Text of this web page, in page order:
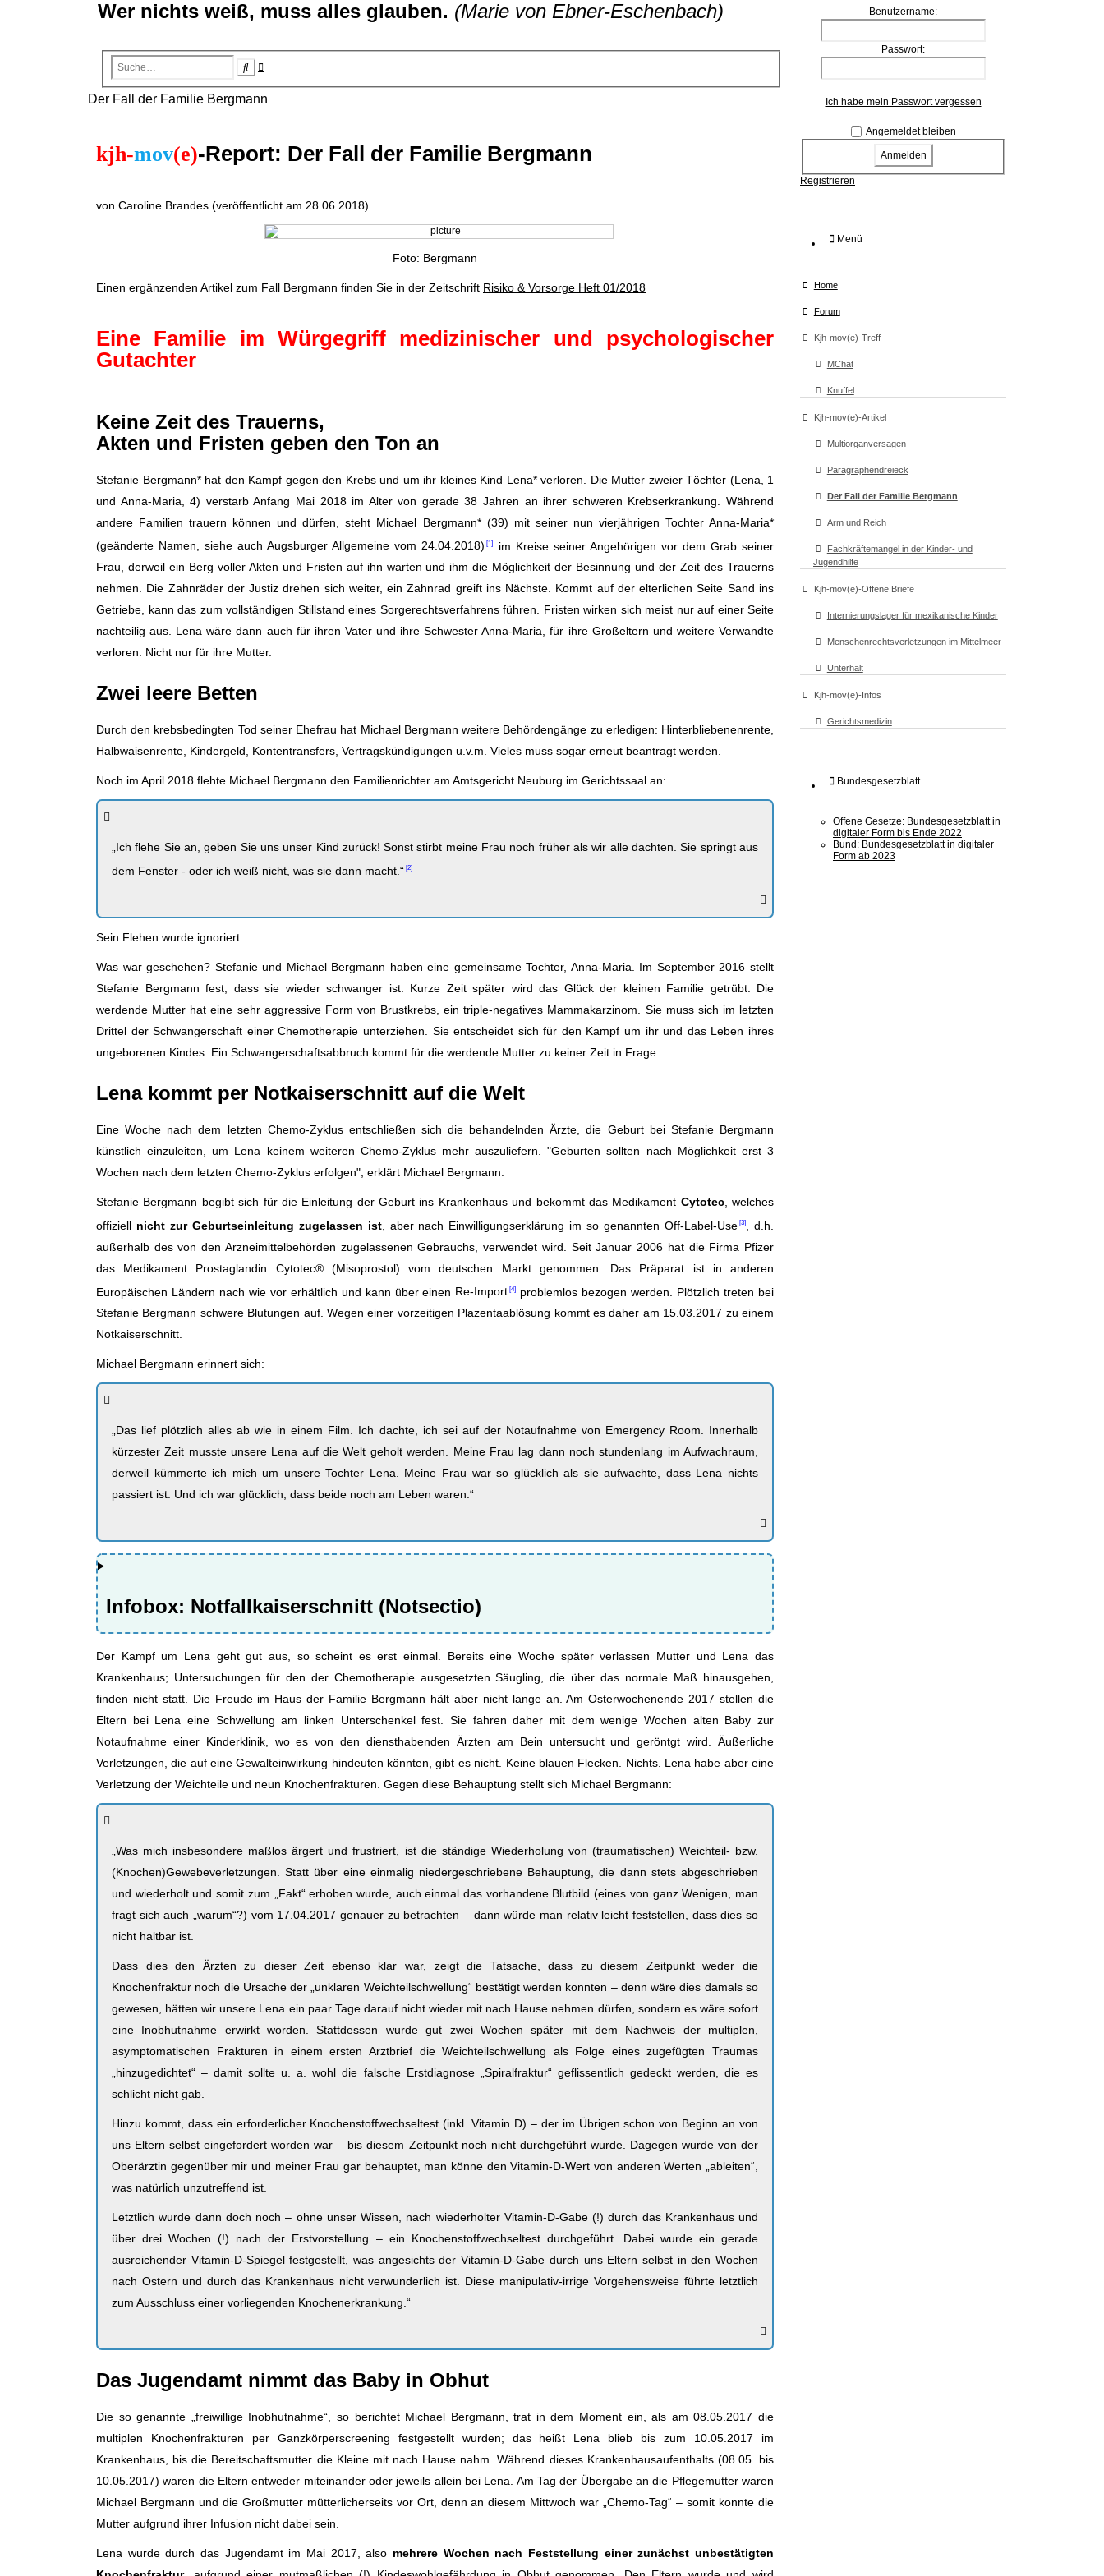
Wer nichts weiß, muss alles glauben. (Marie von Ebner-Eschenbach)
Suche
Der Fall der Familie Bergmann
kjh-mov(e)-Report: Der Fall der Familie Bergmann
von Caroline Brandes (veröffentlicht am 28.06.2018)
Foto: Bergmann
Einen ergänzenden Artikel zum Fall Bergmann finden Sie in der Zeitschrift Risiko & Vorsorge Heft 01/2018
Eine Familie im Würgegriff medizinischer und psychologischer
Gutachter
Keine Zeit des Trauerns,
Akten und Fristen geben den Ton an
Stefanie Bergmann* hat den Kampf gegen den Krebs und um ihr kleines Kind Lena* verloren. Die Mutter zweier Töchter (Lena, 1
und Anna-Maria, 4) verstarb Anfang Mai 2018 im Alter von gerade 38 Jahren an ihrer schweren Krebserkrankung. Während
andere Familien trauern können und dürfen, steht Michael Bergmann* (39) mit seiner nun vierjährigen Tochter Anna-Maria*
(geänderte Namen, siehe auch Augsburger Allgemeine vom 24.04.2018)
im Kreise seiner Angehörigen vor dem Grab seiner
Frau, derweil ein Berg voller Akten und Fristen auf ihn warten und ihm die Möglichkeit der Besinnung und der Zeit des Trauerns
nehmen. Die Zahnräder der Justiz drehen sich weiter, ein Zahnrad greift ins Nächste. Kommt auf der elterlichen Seite Sand ins
Getriebe, kann das zum vollständigen Stillstand eines Sorgerechtsverfahrens führen. Fristen wirken sich meist nur auf einer Seite
nachteilig aus. Lena wäre dann auch für ihren Vater und ihre Schwester Anna-Maria, für ihre Großeltern und weitere Verwandte
verloren. Nicht nur für ihre Mutter.
Zwei leere Betten
Durch den krebsbedingten Tod seiner Ehefrau hat Michael Bergmann weitere Behördengänge zu erledigen: Hinterbliebenenrente,
Halbwaisenrente, Kindergeld, Kontentransfers, Vertragskündigungen u.v.m. Vieles muss sogar erneut beantragt werden.
Noch im April 2018 flehte Michael Bergmann den Familienrichter am Amtsgericht Neuburg im Gerichtssaal an:
„Ich flehe Sie an, geben Sie uns unser Kind zurück! Sonst stirbt meine Frau noch früher als wir alle dachten. Sie springt aus
dem Fenster - oder ich weiß nicht, was sie dann macht.“
Sein Flehen wurde ignoriert.
Was war geschehen? Stefanie und Michael Bergmann haben eine gemeinsame Tochter, Anna-Maria. Im September 2016 stellt
Stefanie Bergmann fest, dass sie wieder schwanger ist. Kurze Zeit später wird das Glück der kleinen Familie getrübt. Die
werdende Mutter hat eine sehr aggressive Form von Brustkrebs, ein triple-negatives Mammakarzinom. Sie muss sich im letzten
Drittel der Schwangerschaft einer Chemotherapie unterziehen. Sie entscheidet sich für den Kampf um ihr und das Leben ihres
ungeborenen Kindes. Ein Schwangerschaftsabbruch kommt für die werdende Mutter zu keiner Zeit in Frage.
Lena kommt per Notkaiserschnitt auf die Welt
Eine Woche nach dem letzten Chemo-Zyklus entschließen sich die behandelnden Ärzte, die Geburt bei Stefanie Bergmann
künstlich einzuleiten, um Lena keinem weiteren Chemo-Zyklus mehr auszuliefern. "Geburten sollten nach Möglichkeit erst 3
Wochen nach dem letzten Chemo-Zyklus erfolgen", erklärt Michael Bergmann.
Stefanie Bergmann begibt sich für die Einleitung der Geburt ins Krankenhaus und bekommt das Medikament Cytotec, welches
offiziell nicht zur Geburtseinleitung zugelassen ist, aber nach Einwilligungserklärung im so genanntenOff-Label-Use
, d.h.
außerhalb des von den Arzneimittelbehörden zugelassenen Gebrauchs, verwendet wird. Seit Januar 2006 hat die Firma Pfizer
das Medikament Prostaglandin Cytotec® (Misoprostol) vom deutschen Markt genommen. Das Präparat ist in anderen
Europäischen Ländern nach wie vor erhältlich und kann über einen Re-Import
problemlos bezogen werden. Plötzlich treten bei
Stefanie Bergmann schwere Blutungen auf. Wegen einer vorzeitigen Plazentaablösung kommt es daher am 15.03.2017 zu einem
Notkaiserschnitt.
Michael Bergmann erinnert sich:
„Das lief plötzlich alles ab wie in einem Film. Ich dachte, ich sei auf der Notaufnahme von Emergency Room. Innerhalb
kürzester Zeit musste unsere Lena auf die Welt geholt werden. Meine Frau lag dann noch stundenlang im Aufwachraum,
derweil kümmerte ich mich um unsere Tochter Lena. Meine Frau war so glücklich als sie aufwachte, dass Lena nichts
passiert ist. Und ich war glücklich, dass beide noch am Leben waren.“
Infobox: Notfallkaiserschnitt (Notsectio)
Der Kampf um Lena geht gut aus, so scheint es erst einmal. Bereits eine Woche später verlassen Mutter und Lena das
Krankenhaus; Untersuchungen für den der Chemotherapie ausgesetzten Säugling, die über das normale Maß hinausgehen,
finden nicht statt. Die Freude im Haus der Familie Bergmann hält aber nicht lange an. Am Osterwochenende 2017 stellen die
Eltern bei Lena eine Schwellung am linken Unterschenkel fest. Sie fahren daher mit dem wenige Wochen alten Baby zur
Notaufnahme einer Kinderklinik, wo es von den diensthabenden Ärzten am Bein untersucht und geröntgt wird. Äußerliche
Verletzungen, die auf eine Gewalteinwirkung hindeuten könnten, gibt es nicht. Keine blauen Flecken. Nichts. Lena habe aber eine
Verletzung der Weichteile und neun Knochenfrakturen. Gegen diese Behauptung stellt sich Michael Bergmann:
„Was mich insbesondere maßlos ärgert und frustriert, ist die ständige Wiederholung von (traumatischen) Weichteil- bzw.
(Knochen)Gewebeverletzungen. Statt über eine einmalig niedergeschriebene Behauptung, die dann stets abgeschrieben
und wiederholt und somit zum „Fakt“ erhoben wurde, auch einmal das vorhandene Blutbild (eines von ganz Wenigen, man
fragt sich auch „warum“?) vom 17.04.2017 genauer zu betrachten – dann würde man relativ leicht feststellen, dass dies so
nicht haltbar ist.
Dass dies den Ärzten zu dieser Zeit ebenso klar war, zeigt die Tatsache, dass zu diesem Zeitpunkt weder die
Knochenfraktur noch die Ursache der „unklaren Weichteilschwellung“ bestätigt werden konnten – denn wäre dies damals so
gewesen, hätten wir unsere Lena ein paar Tage darauf nicht wieder mit nach Hause nehmen dürfen, sondern es wäre sofort
eine Inobhutnahme erwirkt worden. Stattdessen wurde gut zwei Wochen später mit dem Nachweis der multiplen,
asymptomatischen Frakturen in einem ersten Arztbrief die Weichteilschwellung als Folge eines zugefügten Traumas
„hinzugedichtet“ – damit sollte u. a. wohl die falsche Erstdiagnose „Spiralfraktur“ geflissentlich gedeckt werden, die es
schlicht nicht gab.
Hinzu kommt, dass ein erforderlicher Knochenstoffwechseltest (inkl. Vitamin D) – der im Übrigen schon von Beginn an von
uns Eltern selbst eingefordert worden war – bis diesem Zeitpunkt noch nicht durchgeführt wurde. Dagegen wurde von der
Oberärztin gegenüber mir und meiner Frau gar behauptet, man könne den Vitamin-D-Wert von anderen Werten „ableiten“,
was natürlich unzutreffend ist.
Letztlich wurde dann doch noch – ohne unser Wissen, nach wiederholter Vitamin-D-Gabe (!) durch das Krankenhaus und
über drei Wochen (!) nach der Erstvorstellung – ein Knochenstoffwechseltest durchgeführt. Dabei wurde ein gerade
ausreichender Vitamin-D-Spiegel festgestellt, was angesichts der Vitamin-D-Gabe durch uns Eltern selbst in den Wochen
nach Ostern und durch das Krankenhaus nicht verwunderlich ist. Diese manipulativ-irrige Vorgehensweise führte letztlich
zum Ausschluss einer vorliegenden Knochenerkrankung.“
Das Jugendamt nimmt das Baby in Obhut
Die so genannte „freiwillige Inobhutnahme“, so berichtet Michael Bergmann, trat in dem Moment ein, als am 08.05.2017 die
multiplen Knochenfrakturen per Ganzkörperscreening festgestellt wurden; das heißt Lena blieb bis zum 10.05.2017 im
Krankenhaus, bis die Bereitschaftsmutter die Kleine mit nach Hause nahm. Während dieses Krankenhausaufenthalts (08.05. bis
10.05.2017) waren die Eltern entweder miteinander oder jeweils allein bei Lena. Am Tag der Übergabe an die Pflegemutter waren
Michael Bergmann und die Großmutter mütterlicherseits vor Ort, denn an diesem Mittwoch war „Chemo-Tag“ – somit konnte die
Mutter aufgrund ihrer Infusion nicht dabei sein.
Lena wurde durch das Jugendamt im Mai 2017, also mehrere Wochen nach Feststellung einer zunächst unbestätigten
Benutzername:
Passwort:
Ich habe mein Passwort vergessen
Angemeldet bleiben
Registrieren
Menü
Home
Forum
Kjh-mov(e)-Treff
MChat
Knuffel
Kjh-mov(e)-Artikel
Multiorganversagen
Paragraphendreieck
Der Fall der Familie Bergmann
Arm und Reich
Fachkräftemangel in der Kinder- und
Jugendhilfe
Kjh-mov(e)-Offene Briefe
Internierungslager für mexikanische Kinder
Menschenrechtsverletzungen im Mittelmeer
Unterhalt
Kjh-mov(e)-Infos
Gerichtsmedizin
Bundesgesetzblatt
Offene Gesetze: Bundesgesetzblatt in
digitaler Form bis Ende 2022
Bund: Bundesgesetzblatt in digitaler
Form ab 2023